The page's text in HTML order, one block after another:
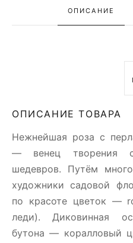
ОПИСАНИЕ
ОПИСАНИЕ ТОВАРА
Нежнейшая роза с
— венец творения
шедевров. Путём
художники садовой
по красоте цветок —
леди). Диковинная
бутона — коралловый